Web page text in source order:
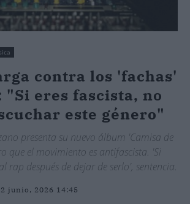
contra los 'fachas'
"Si eres fascista, no
este género"
presenta su nuevo álbum 'Camisa de
que el movimiento es antifascista. 'Si
rap después de dejar de serlo', sentencia.
junio, 2026 14:45